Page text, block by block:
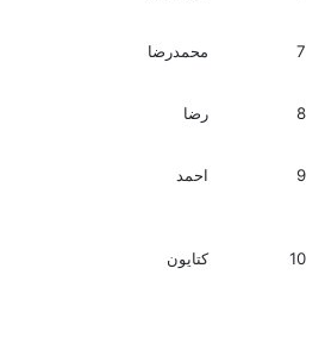
7 محمدرضا
8 رضا
9 احمد
10 کتایون